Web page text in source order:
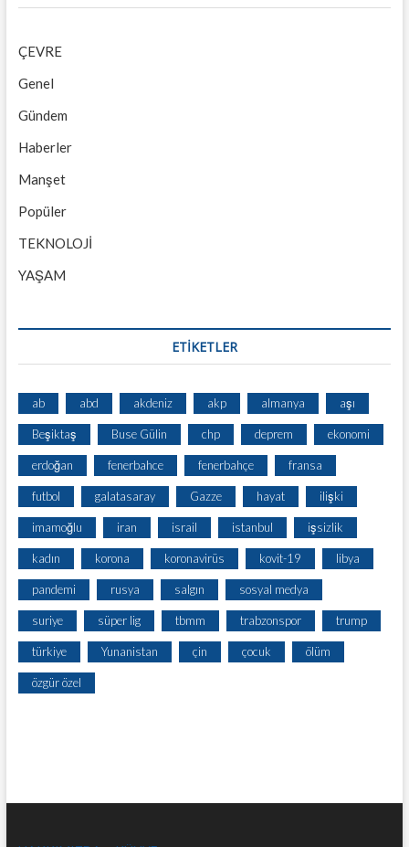
ÇEVRE
Genel
Gündem
Haberler
Manşet
Popüler
TEKNOLOJİ
YAŞAM
ETİKETLER
ab abd akdeniz akp almanya aşı
Beşiktaş Buse Gülin chp deprem ekonomi
erdoğan fenerbahce fenerbahçe fransa
futbol galatasaray Gazze hayat ilişki
imamoğlu iran israil istanbul işsizlik
kadın korona koronavirüs kovit-19 libya
pandemi rusya salgın sosyal medya
suriye süper lig tbmm trabzonspor trump
türkiye Yunanistan çin çocuk ölüm
özgür özel